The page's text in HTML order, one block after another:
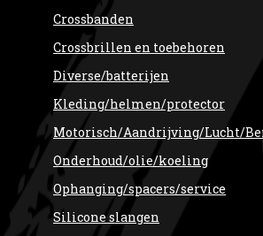
Crossbanden
Crossbrillen en toebehoren
Diverse/batterijen
Kleding/helmen/protector
Motorisch/Aandrijving/Lucht/
Onderhoud/olie/koeling
Ophanging/spacers/service
Silicone slangen